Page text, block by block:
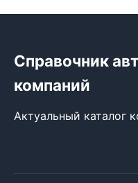
Справочник
компаний
Актуальный каталог